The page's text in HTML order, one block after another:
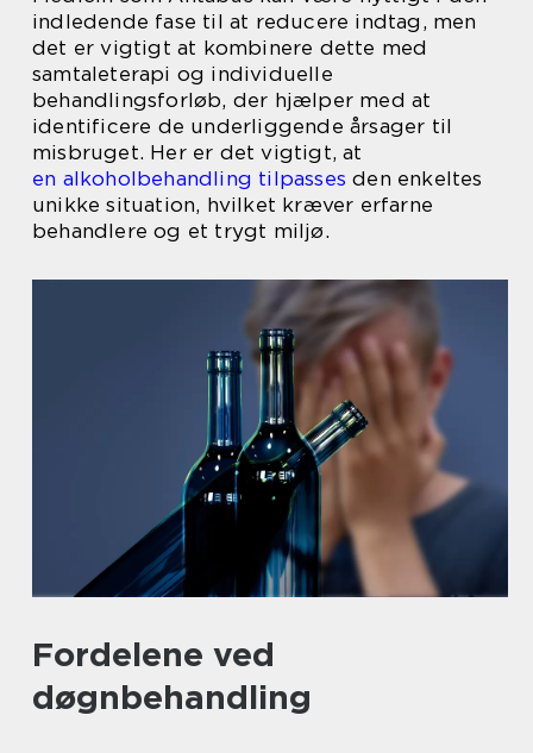
indledende fase til at reducere indtag, men
det er vigtigt at kombinere dette med
samtaleterapi og individuelle
behandlingsforløb, der hjælper med at
identificere de underliggende årsager til
misbruget. Her er det vigtigt, at
en alkoholbehandling tilpasses den enkeltes
unikke situation, hvilket kræver erfarne
behandlere og et trygt miljø.
Fordelene ved
døgnbehandling